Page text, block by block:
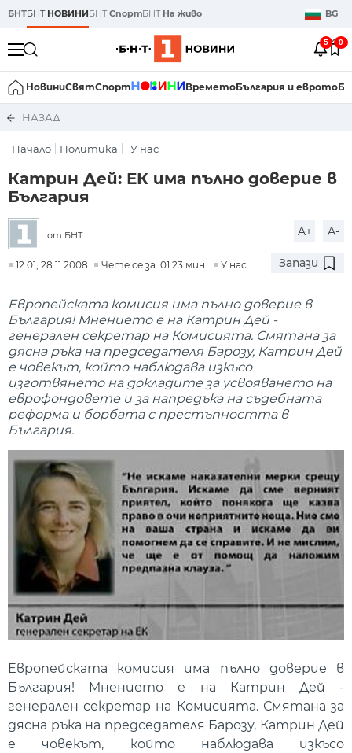
БНТБНТ НОВИНИБНТСпортБНТ На живо BG
5 0
НовиниСвятСпорт ВреметоБългария и еврото
НАЗАД
Начало Политика У нас
Катрин Дей: ЕК има пълно доверие в
България
от БНТ A+ A-
12:01, 28.11.2008 Чете се за: 01:23 мин. У нас Запази
Европейската комисия има пълно доверие в
България! Мнението е на Катрин Дей -
генерален секретар на Комисията. Смятана за
дясна ръка на председателя Барозу, Катрин Дей
е човекът, който наблюдава изкъсо
изготвянето на докладите за усвояването на
еврофондовете и за напредъка на съдебната
реформа и борбата с престъпността в
България.
Европейската комисия има пълно доверие в
България! Мнението е на Катрин Дей -
генерален секретар на Комисията. Смятана за
дясна ръка на председателя Барозу, Катрин Дей
е човекът, който наблюдава изкъсо